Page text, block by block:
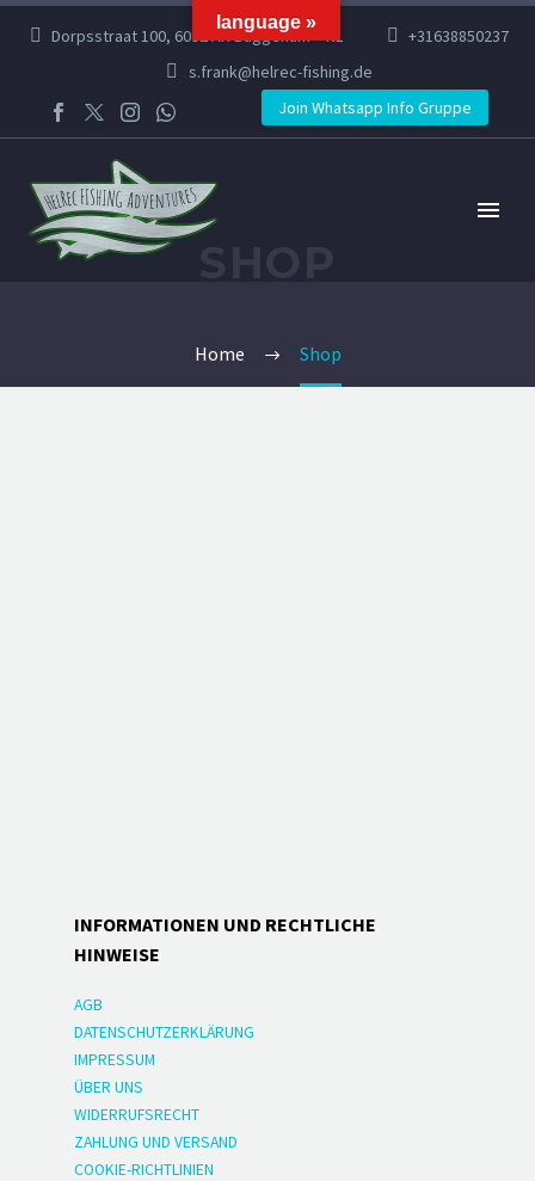
Dorpsstraat 100, 6082 AR Buggenum – NL
+31638850237
s.frank@helrec-fishing.de
Join Whatsapp Info Gruppe
Home Shop
INFORMATIONEN UND RECHTLICHE
HINWEISE
AGB
DATENSCHUTZERKLÄRUNG
IMPRESSUM
ÜBER UNS
WIDERRUFSRECHT
ZAHLUNG UND VERSAND
COOKIE-RICHTLINIEN
language »